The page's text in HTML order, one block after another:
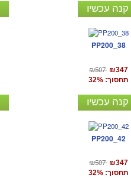
קנה עכשיו
PP200_38
₪507 ₪347
תחסוך: 32%
קנה עכשיו
PP200_42
₪507 ₪347
תחסוך: 32%